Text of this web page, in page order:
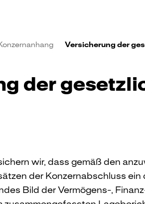
Versicherung der
der
wir, dass gemäß den
der Konzernabschluss
Bild der Vermögens-,